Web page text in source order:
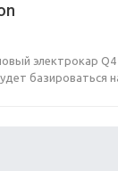
электрокар
базироваться